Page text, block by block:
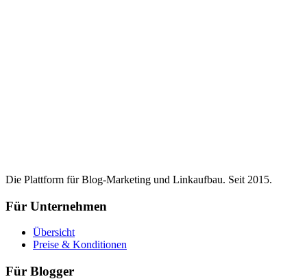
Die Plattform für Blog-Marketing und Linkaufbau. Seit 2015.
Für Unternehmen
Übersicht
Preise & Konditionen
Für Blogger